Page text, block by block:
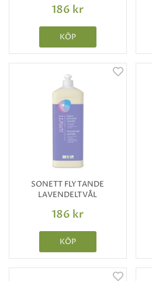
186 kr
KÖP
SONETT FLYTANDE
LAVENDELTVÅL
186 kr
KÖP